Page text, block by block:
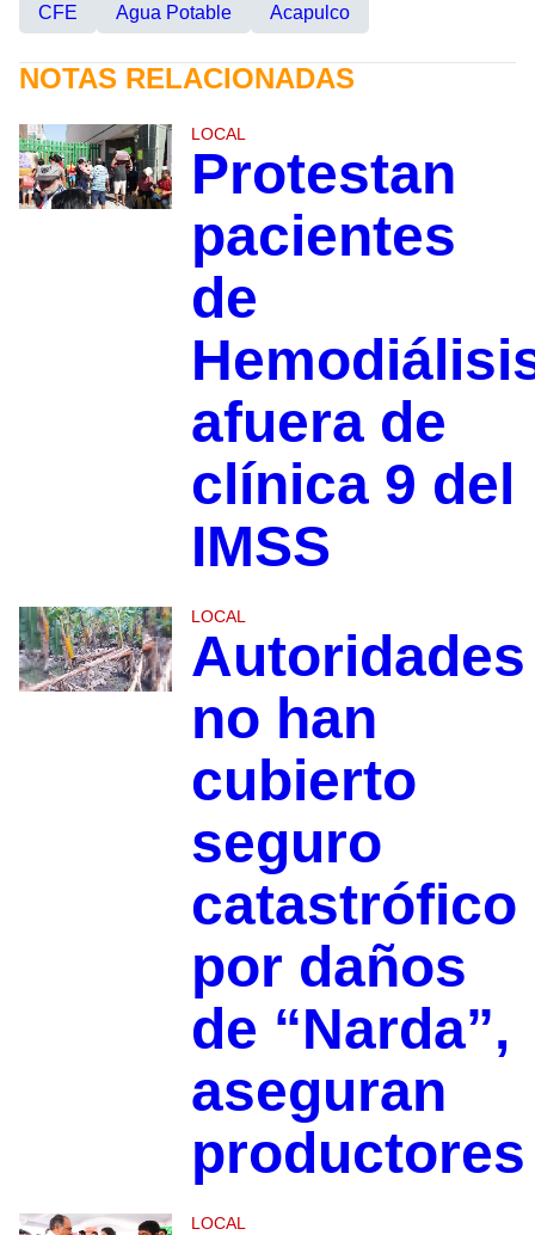
CFE Agua Potable Acapulco
NOTAS RELACIONADAS
LOCAL
Protestan
pacientes
de
afuera de
clínica 9 del
IMSS
LOCAL
Autoridades
no han
cubierto
seguro
catastrófico
por daños
de “Narda”,
aseguran
productores
LOCAL